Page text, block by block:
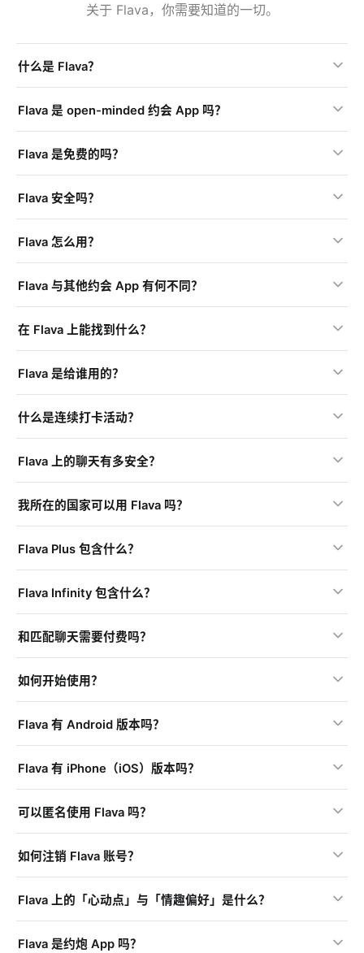
关于 Flava，你需要知道的一切。
什么是 Flava？
Flava 是 open-minded 约会 App 吗？
Flava 是免费的吗？
Flava 安全吗？
Flava 怎么用？
Flava 与其他约会 App 有何不同？
在 Flava 上能找到什么？
Flava 是给谁用的？
什么是连续打卡活动？
Flava 上的聊天有多安全？
我所在的国家可以用 Flava 吗？
Flava Plus 包含什么？
Flava Infinity 包含什么？
和匹配聊天需要付费吗？
如何开始使用？
Flava 有 Android 版本吗？
Flava 有 iPhone（iOS）版本吗？
可以匿名使用 Flava 吗？
如何注销 Flava 账号？
Flava 上的「心动点」与「情趣偏好」是什么？
Flava 是约炮 App 吗？